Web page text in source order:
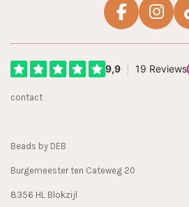
F
e
I
t
contact
Beads by DEB
Burgemeester ten Cateweg 20
8356 HL Blokzijl